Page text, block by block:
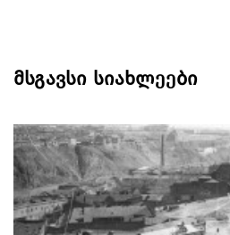
მსგავსი სიახლეები